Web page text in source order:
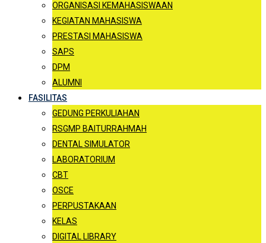
ORGANISASI KEMAHASISWAAN
KEGIATAN MAHASISWA
PRESTASI MAHASISWA
SAPS
DPM
ALUMNI
FASILITAS
GEDUNG PERKULIAHAN
RSGMP BAITURRAHMAH
DENTAL SIMULATOR
LABORATORIUM
CBT
OSCE
PERPUSTAKAAN
KELAS
DIGITAL LIBRARY